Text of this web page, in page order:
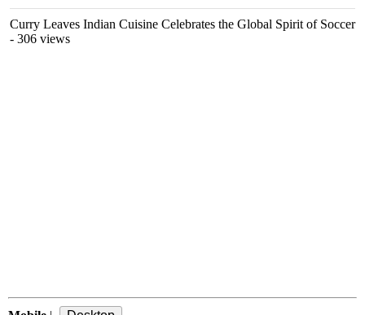
Curry Leaves Indian Cuisine Celebrates the Global Spirit of Soccer
- 306 views